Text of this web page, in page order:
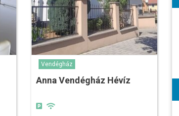
Vendégház
Anna Vendégház Hévíz